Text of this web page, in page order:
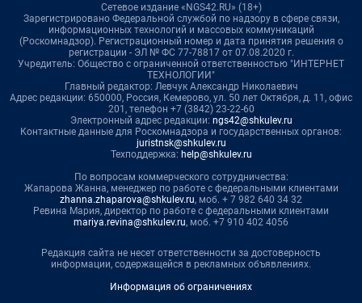
Сетевое издание «NGS42.RU» (18+)
Зарегистрировано Федеральной службой по надзору в сфере связи,
информационных технологий и массовых коммуникаций
(Роскомнадзор). Регистрационный номер и дата принятия решения о
регистрации - ЭЛ № ФС 77-78817 от 07.08.2020 г.
Учредитель: Общество с ограниченной ответственностью "ИНТЕРНЕТ
ТЕХНОЛОГИИ"
Главный редактор: Левчук Александр Николаевич
Адрес редакции: 650000, Россия, Кемерово, ул. 50 лет Октября, д. 11, офис
201, телефон +7 (3842) 23-22-60
Электронный адрес редакции: ngs42@shkulev.ru
Контактные данные для Роскомнадзора и государственных органов:
juristnsk@shkulev.ru
Техподдержка: help@shkulev.ru
По вопросам коммерческого сотрудничества:
Жапарова Жанна, менеджер по работе с федеральными клиентами
zhanna.zhaparova@shkulev.ru, моб. + 7 982 640 34 32
Ревина Мария, директор по работе с федеральными клиентами
mariya.revina@shkulev.ru, моб. +7 910 402 4056
Редакция сайта не несет ответственности за достоверность
информации, содержащейся в рекламных объявлениях.
Информация об ограничениях